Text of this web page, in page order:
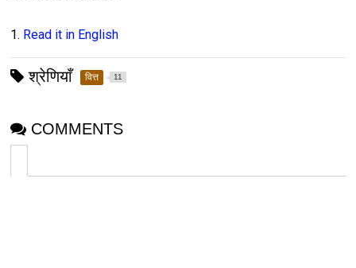
1. Read it in English
श्रेणियाँ वित्त 11
COMMENTS